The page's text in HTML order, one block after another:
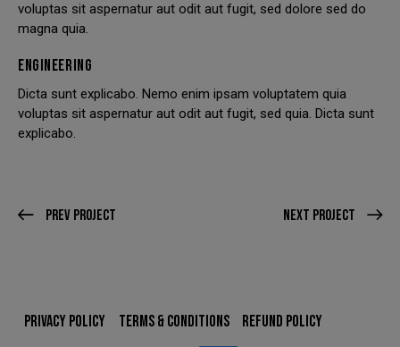
voluptas sit aspernatur aut odit aut fugit, sed dolore sed do
magna quia.
ENGINEERING
Dicta sunt explicabo. Nemo enim ipsam voluptatem quia
voluptas sit aspernatur aut odit aut fugit, sed quia. Dicta sunt
explicabo.
Prev Project Next Project
PRIVACY POLICY TERMS & CONDITIONS REFUND POLICY
We have had to temporarily suspend our collection and
of course, leave your car with us while your wheels are
refurbished.